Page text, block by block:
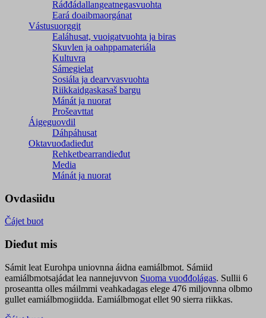
Ráđđádallangeatnegas­vuohta
Eará doaibmaorgánat
Vástusuorggit
Ealáhusat, vuoigatvuohta ja biras
Skuvlen ja oahppamateriála
Kultuvra
Sámegielat
Sosiála ja dearvvasvuohta
Riikkaidgaskasaš bargu
Mánát ja nuorat
Prošeavttat
Áigeguovdil
Dáhpáhusat
Oktavuođadieđut
Rehketbearrandieđut
Media
Mánát ja nuorat
Ovdasiidu
Čájet buot
Dieđut mis
Sámit leat Eurohpa uniovnna áidna eamiálbmot. Sámiid
eamiálbmotsajádat lea nannejuvvon Suoma vuođđolágas. Sullii 6
proseantta olles máilmmi veahkadagas elege 476 miljovnna olbmo
gullet eamiálbmogiidda. Eamiálbmogat ellet 90 sierra riikkas.